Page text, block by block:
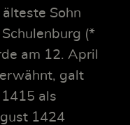
Sohn
(*
am 12. April
galt
als
1424